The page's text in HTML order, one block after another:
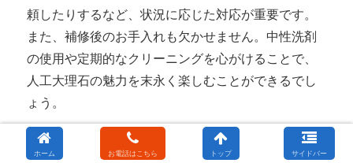
頼したりするなど、状況に応じた対応が重要です。
また、補修後のお手入れも欠かせません。中性洗剤
の使用や定期的なクリーニングを心がけることで、
人工大理石の魅力を末永く楽しむことができるでし
ょう。
よくある質問
ホーム お電話はこちら トップ サイドバー